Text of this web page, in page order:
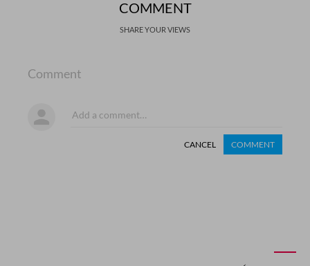
COMMENT
SHARE YOUR VIEWS
Comment
CANCEL COMMENT